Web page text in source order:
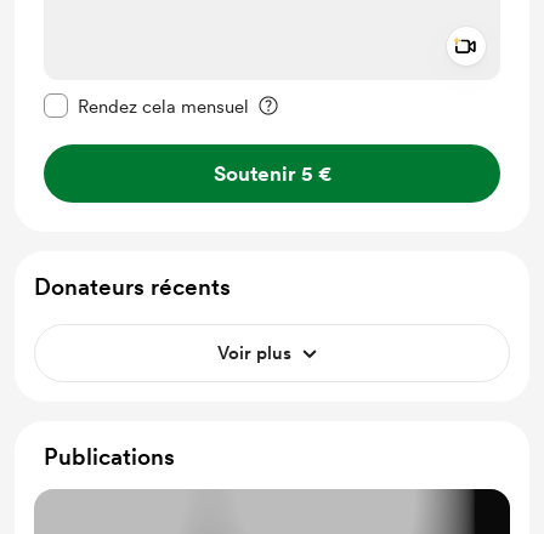
Rendez cela mensuel
Soutenir 5 €
Donateurs récents
Voir plus
Publications